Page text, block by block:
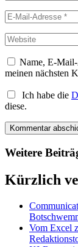
Name, E-
meinen nächsten
Ich habe die
diese.
Weitere
Kürzlich
Vom Excel